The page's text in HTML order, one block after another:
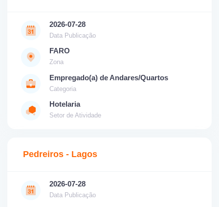
2026-07-28
Data Publicação
FARO
Zona
Empregado(a) de Andares/Quartos
Categoria
Hotelaria
Setor de Atividade
Pedreiros - Lagos
2026-07-28
Data Publicação